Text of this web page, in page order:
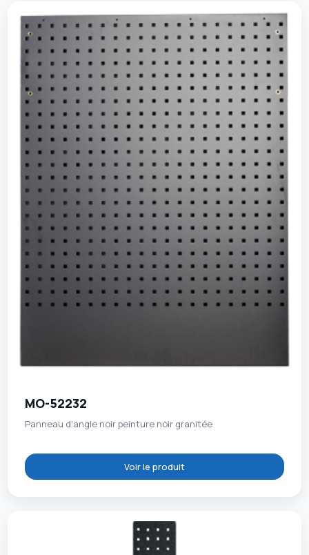
MO-52232
Panneau d'angle noir peinture noir granitée
Voir le produit